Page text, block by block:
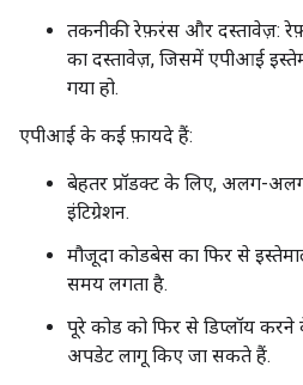
तकनीकी रेफ़रंस और दस्तावेज़:
का दस्तावेज़, जिसमें एपीआई
गया हो.
एपीआई के कई फ़ायदे हैं:
बेहतर प्रॉडक्ट के लिए, अलग-
इंटिग्रेशन.
मौजूदा कोडबेस का फिर से
समय लगता है.
पूरे कोड को फिर से डिप्लॉय
अपडेट लागू किए जा सकते हैं.